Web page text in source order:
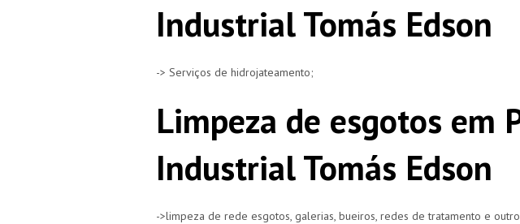
Industrial Tomás Edson
-> Serviços de hidrojateamento;
Limpeza de esgotos em
Industrial Tomás Edson
->limpeza de rede esgotos, galerias, bueiros, redes de tratamento e